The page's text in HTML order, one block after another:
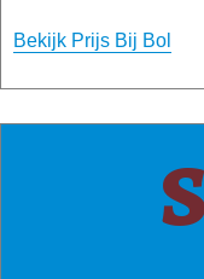
Bekijk Prijs Bij Bol